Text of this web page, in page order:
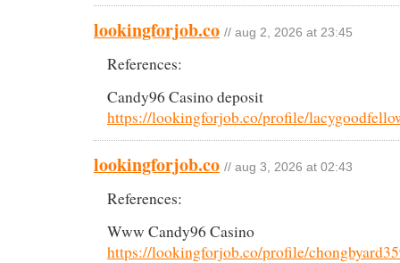
lookingforjob.co // aug 2, 2026 at 23:45
References:
Candy96 Casino deposit
https://lookingforjob.co/profile/
lookingforjob.co // aug 3, 2026 at 02:43
References:
Www Candy96 Casino
https://lookingforjob.co/profile/